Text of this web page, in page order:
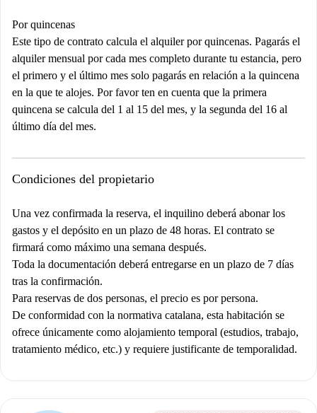
Por quincenas
Este tipo de contrato calcula el alquiler por quincenas. Pagarás el
alquiler mensual por cada mes completo durante tu estancia, pero
el primero y el último mes solo pagarás en relación a la quincena
en la que te alojes. Por favor ten en cuenta que la primera
quincena se calcula del 1 al 15 del mes, y la segunda del 16 al
último día del mes.
Condiciones del propietario
Una vez confirmada la reserva, el inquilino deberá abonar los
gastos y el depósito en un plazo de 48 horas. El contrato se
firmará como máximo una semana después.
Toda la documentación deberá entregarse en un plazo de 7 días
tras la confirmación.
Para reservas de dos personas, el precio es por persona.
De conformidad con la normativa catalana, esta habitación se
ofrece únicamente como alojamiento temporal (estudios, trabajo,
tratamiento médico, etc.) y requiere justificante de temporalidad.